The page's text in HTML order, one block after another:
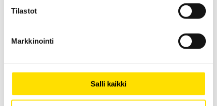
Tilastot
Markkinointi
Salli kaikki
Mecmesin OmniTest™ 7,5 motorisoitu
materiaalitesteri
PC-ohjattu testijalusta/vetovoimatesteri materiaali- ja